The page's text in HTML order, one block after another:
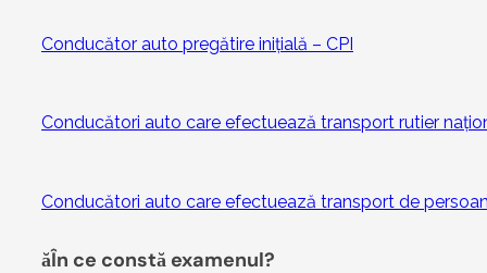
Conducător auto pregătire inițială – CPI
Conducători auto care efectuează transport rutier
Conducători auto care efectuează transport de
ăÎn ce constă examenul?